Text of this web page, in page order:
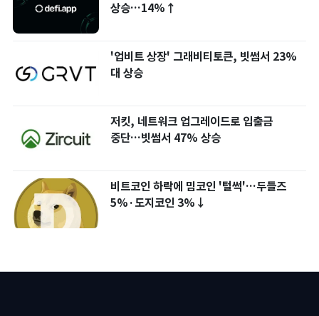
상승…14%↑
'업비트 상장' 그래비티토큰, 빗썸서 23%
대 상승
저킷, 네트워크 업그레이드로 입출금
중단…빗썸서 47% 상승
비트코인 하락에 밈코인 '털썩'…두들즈
5%·도지코인 3%↓